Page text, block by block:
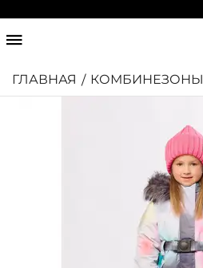
ГЛАВНАЯ / КОМБИНЕЗОНЫ